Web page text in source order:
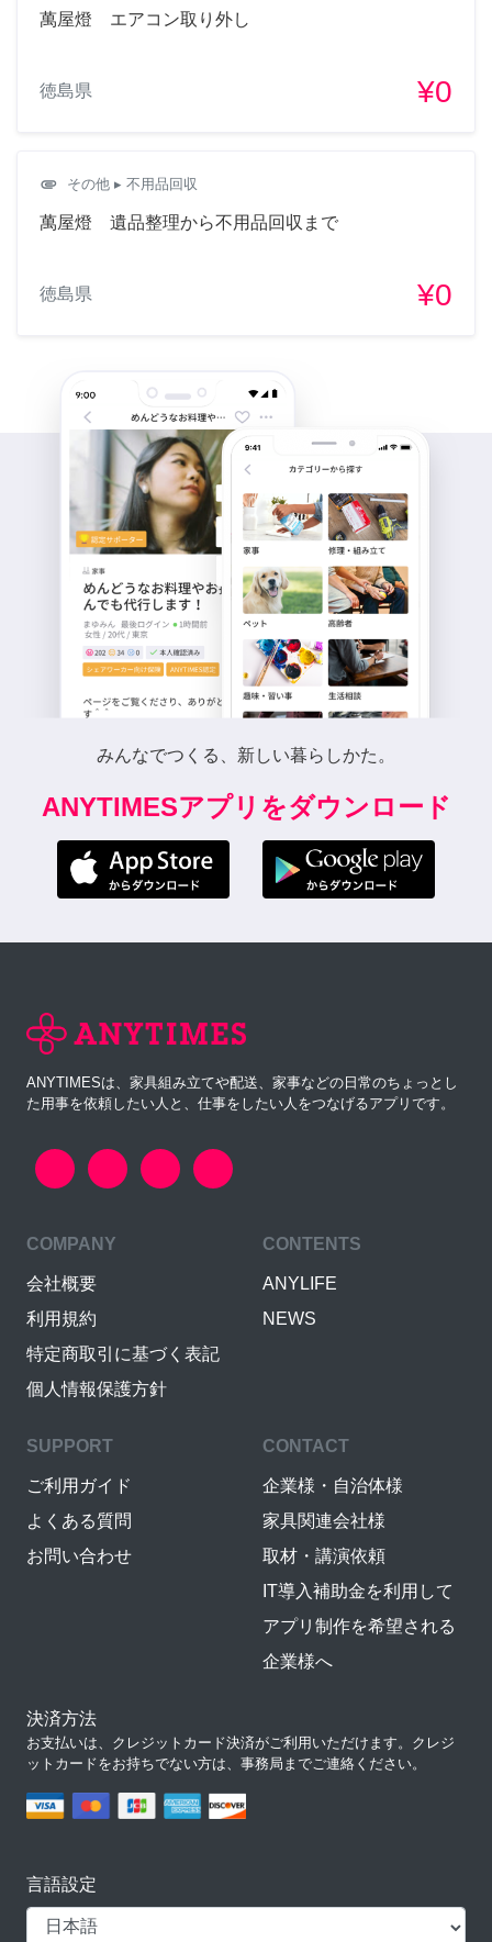
萬屋燈 エアコン取り外し
徳島県 ¥0
attachment その他 ▸ 不用品回収
萬屋燈 遺品整理から不用品回収まで
徳島県 ¥0
みんなでつくる、新しい暮らしかた。
ANYTIMESアプリをダウンロード
ANYTIMESは、家具組み立てや配送、家事などの日常のちょっとし
た用事を依頼したい人と、仕事をしたい人をつなげるアプリです。
COMPANY
会社概要
利用規約
特定商取引に基づく表記
個人情報保護方針
CONTENTS
ANYLIFE
NEWS
SUPPORT
ご利用ガイド
よくある質問
お問い合わせ
CONTACT
企業様・自治体様
家具関連会社様
取材・講演依頼
IT導入補助金を利用して
アプリ制作を希望される
企業様へ
決済方法
お支払いは、クレジットカード決済がご利用いただけます。クレジ
ットカードをお持ちでない方は、事務局までご連絡ください。
言語設定